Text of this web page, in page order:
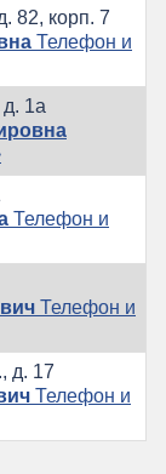
82, корп. 7
Телефон и
1а
Телефон и
Телефон и
д. 17
Телефон и